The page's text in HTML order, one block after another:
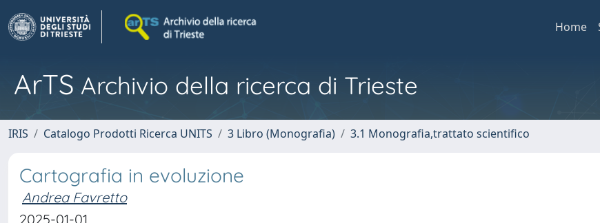
Home
ArTS Archivio della ricerca di Trieste
IRIS Catalogo Prodotti Ricerca UNITS 3 Libro (Monografia) 3.1 Monografia,trattato scientifico
Cartografia in evoluzione
Andrea Favretto
2025-01-01